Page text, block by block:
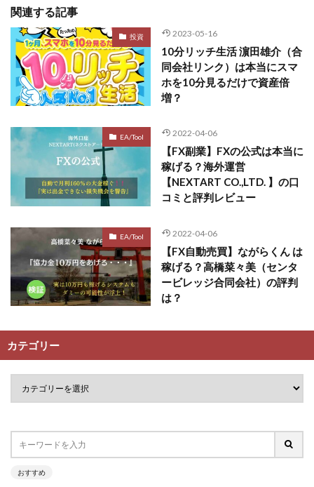
関連する記事
投資 2023-05-16
10分リッチ生活 濵田雄介（合
同会社リンク）は本当にスマ
ホを10分見るだけで資産倍
増？
EA/Tool 2022-04-06
【FX副業】FXの公式は本当に
稼げる？海外運営
【NEXTART CO.,LTD. 】の口
コミと評判レビュー
EA/Tool 2022-04-06
【FX自動売買】ながらくん は
稼げる？高橋菜々美（センタ
ービレッジ合同会社）の評判
は？
カテゴリー
おすすめ